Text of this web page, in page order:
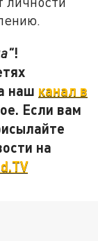
!
наш канал в
Если вам
на